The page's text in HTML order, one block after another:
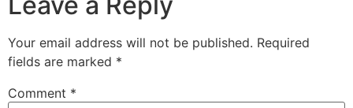
Your email address will not be published. Required
fields are marked *
Comment *